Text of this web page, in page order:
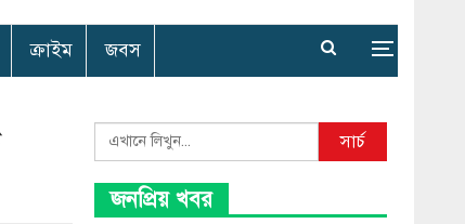
ক্রাইম জবস
Search সার্চ
জনপ্রিয় খবর